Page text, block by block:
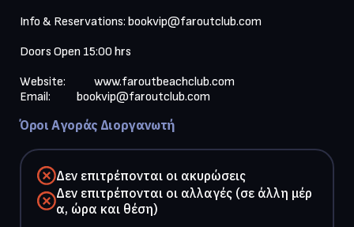
Info & Reservations: bookvip@faroutclub.com
Doors Open 15:00 hrs
Website: www.faroutbeachclub.com
Email: bookvip@faroutclub.com
Όροι Αγοράς Διοργανωτή
Δεν επιτρέπονται οι ακυρώσεις
Δεν επιτρέπονται οι αλλαγές (σε άλλη μέρ
α, ώρα και θέση)